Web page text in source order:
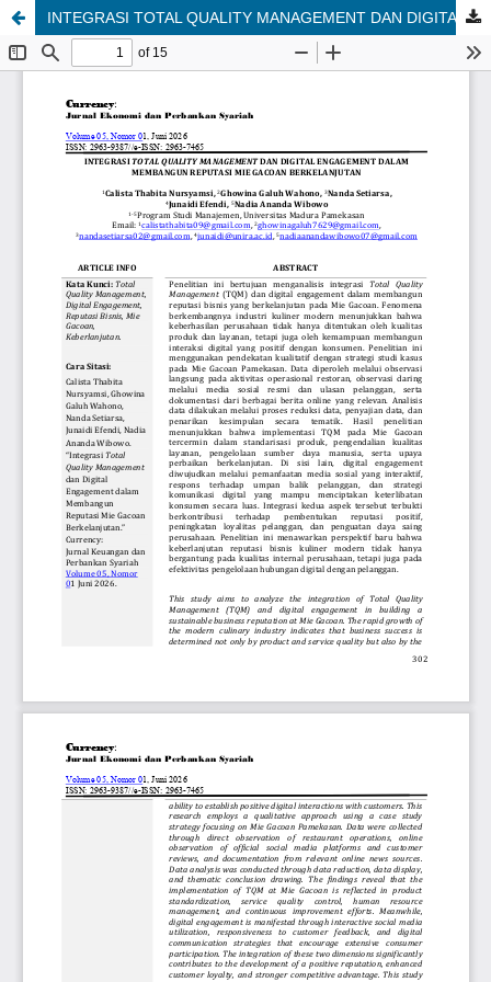
INTEGRASI TOTAL QUALITY MANAGEMENT DAN DIGITAL ENGAGEMENT DALAM MEMBANGUN REPUTASI MIE GACOAN BERKELANJUTAN